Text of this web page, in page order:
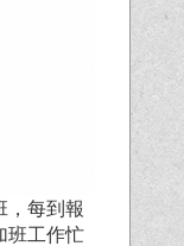
，每到報
班工作忙